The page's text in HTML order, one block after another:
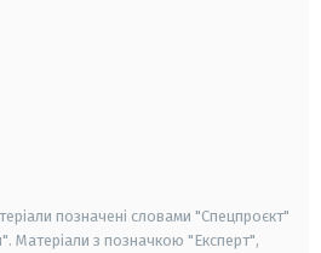
позначені словами "Спецпроєкт"
Матеріали з позначкою "Експерт",